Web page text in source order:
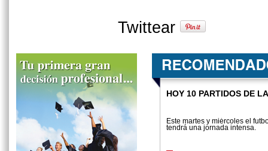
Twittear
HOY 10 PARTIDOS DE
Este martes y miércoles el
tendrá una jornada intensa.